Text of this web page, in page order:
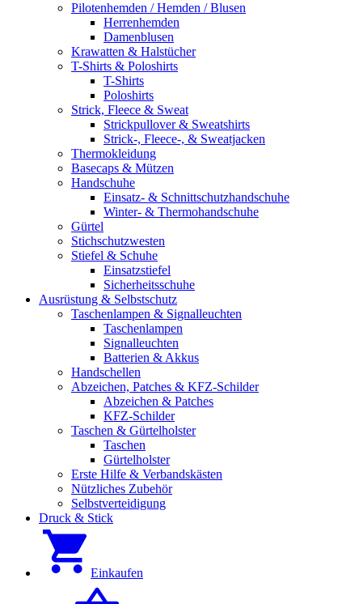
Pilotenhemden / Hemden / Blusen
Herrenhemden
Damenblusen
Krawatten & Halstücher
T-Shirts & Poloshirts
T-Shirts
Poloshirts
Strick, Fleece & Sweat
Strickpullover & Sweatshirts
Strick-, Fleece-, & Sweatjacken
Thermokleidung
Basecaps & Mützen
Handschuhe
Einsatz- & Schnittschutzhandschuhe
Winter- & Thermohandschuhe
Gürtel
Stichschutzwesten
Stiefel & Schuhe
Einsatzstiefel
Sicherheitsschuhe
Ausrüstung & Selbstschutz
Taschenlampen & Signalleuchten
Taschenlampen
Signalleuchten
Batterien & Akkus
Handschellen
Abzeichen, Patches & KFZ-Schilder
Abzeichen & Patches
KFZ-Schilder
Taschen & Gürtelholster
Taschen
Gürtelholster
Erste Hilfe & Verbandskästen
Nützliches Zubehör
Selbstverteidigung
Druck & Stick
Einkaufen